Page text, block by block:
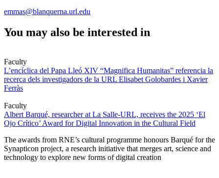
emmas@blanquerna.url.edu
You may also be interested in
Faculty
L’encíclica del Papa Lleó XIV “Magnifica Humanitas” referencia la
recerca dels investigadors de la URL Elisabet Golobardes i Xavier
Ferràs
Faculty
Albert Barqué, researcher at La Salle-URL, receives the 2025 ‘El
Ojo Crítico’ Award for Digital Innovation in the Cultural Field
The awards from RNE’s cultural programme honours Barqué for the
Synapticon project, a research initiative that merges art, science and
technology to explore new forms of digital creation